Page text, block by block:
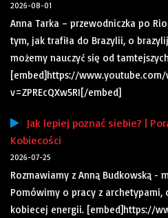
2026-08-01
Anna Tarka – przewodniczka po
tym, jak trafiła do Brazylii, o
możemy nauczyć się od
[embed]https://www.youtube.com/
v=ZPREcQXw5RI[/embed]
Jak lepiej poznać siebie? |
Kobiecości
2026-07-25
Rozmawiamy z Anną Budkowską -
Pomówimy o pracy z archetypami,
kobiecej energii. [embed]https://